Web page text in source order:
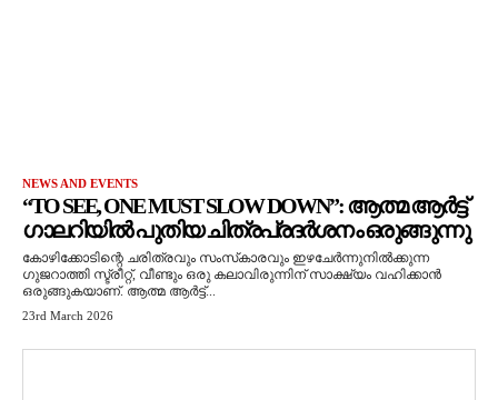
NEWS AND EVENTS
“TO SEE, ONE MUST SLOW DOWN”: ആത്മ ആർട്ട്
ഗാലറിയിൽ പുതിയ ചിത്രപ്രദർശനം ഒരുങ്ങുന്നു
കോഴിക്കോടിന്റെ ചരിത്രവും സംസ്‌കാരവും ഇഴചേർന്നുനിൽക്കുന്ന
ഗുജറാത്തി സ്ട്രീറ്റ്, വീണ്ടും ഒരു കലാവിരുന്നിന് സാക്ഷ്യം വഹിക്കാൻ
ഒരുങ്ങുകയാണ്. ആത്മ ആർട്ട്...
23rd March 2026